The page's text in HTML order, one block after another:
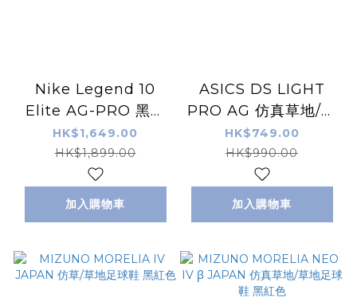
Nike Legend 10
Elite AG-PRO 黑藍
色 草地/仿草足球鞋
HK$1,649.00
HK$1,899.00
加入購物車
ASICS DS LIGHT
PRO AG 仿真草地/草
地足球鞋 白粉色
HK$749.00
HK$990.00
加入購物車